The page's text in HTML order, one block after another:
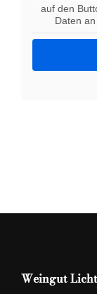
auf den
Daten
Weingut